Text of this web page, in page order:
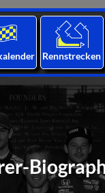
Rennstrecken